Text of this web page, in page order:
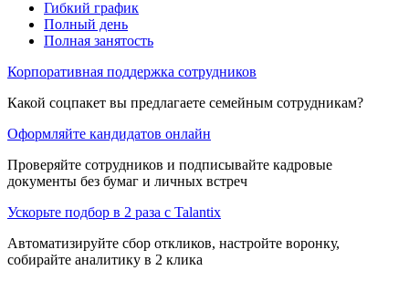
Гибкий график
Полный день
Полная занятость
Корпоративная поддержка сотрудников
Какой соцпакет вы предлагаете семейным сотрудникам?
Оформляйте кандидатов онлайн
Проверяйте сотрудников и подписывайте кадровые
документы без бумаг и личных встреч
Ускорьте подбор в 2 раза с Talantix
Автоматизируйте сбор откликов, настройте воронку,
собирайте аналитику в 2 клика